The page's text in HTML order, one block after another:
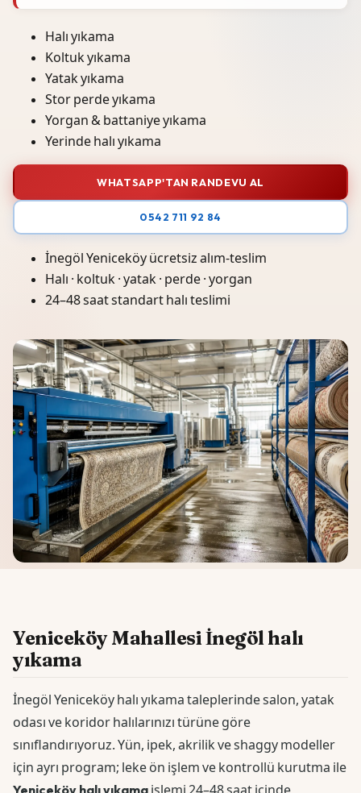
Halı yıkama
Koltuk yıkama
Yatak yıkama
Stor perde yıkama
Yorgan & battaniye yıkama
Yerinde halı yıkama
WHATSAPP'TAN RANDEVU AL
0542 711 92 84
İnegöl Yeniceköy ücretsiz alım-teslim
Halı · koltuk · yatak · perde · yorgan
24–48 saat standart halı teslimi
Yeniceköy Mahallesi İnegöl halı
yıkama
İnegöl Yeniceköy halı yıkama taleplerinde salon, yatak
odası ve koridor halılarınızı türüne göre
sınıflandırıyoruz. Yün, ipek, akrilik ve shaggy modeller
için ayrı program; leke ön işlem ve kontrollü kurutma ile
Yeniceköy halı yıkama işlemi 24–48 saat içinde